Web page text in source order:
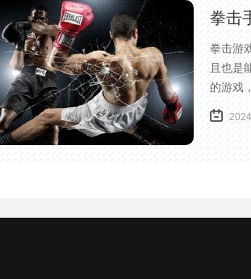
拳击
拳击游
且也是
的游戏
也是相
验的，